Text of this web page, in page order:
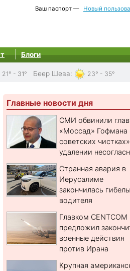
Ваш паспорт — Новый
Блоги
21° - 31° Беер Шева: 23° - 35°
Главные новости дня
СМИ обвинили
«Моссад» Гофмана
советских
удалении
Странная авария в
Иерусалиме
закончилась
водителя
Главком CENTCOM
предложил
военные действия
против Ирана
Крупная